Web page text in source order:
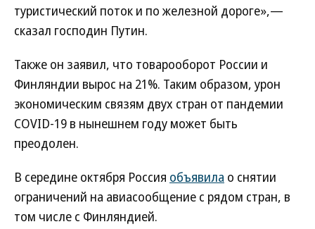
туристический поток и по железной дороге»,—
сказал господин Путин.
Также он заявил, что товарооборот России и
Финляндии вырос на 21%. Таким образом, урон
экономическим связям двух стран от пандемии
COVID-19 в нынешнем году может быть
преодолен.
В середине октября Россия объявила о снятии
ограничений на авиасообщение с рядом стран, в
том числе с Финляндией.